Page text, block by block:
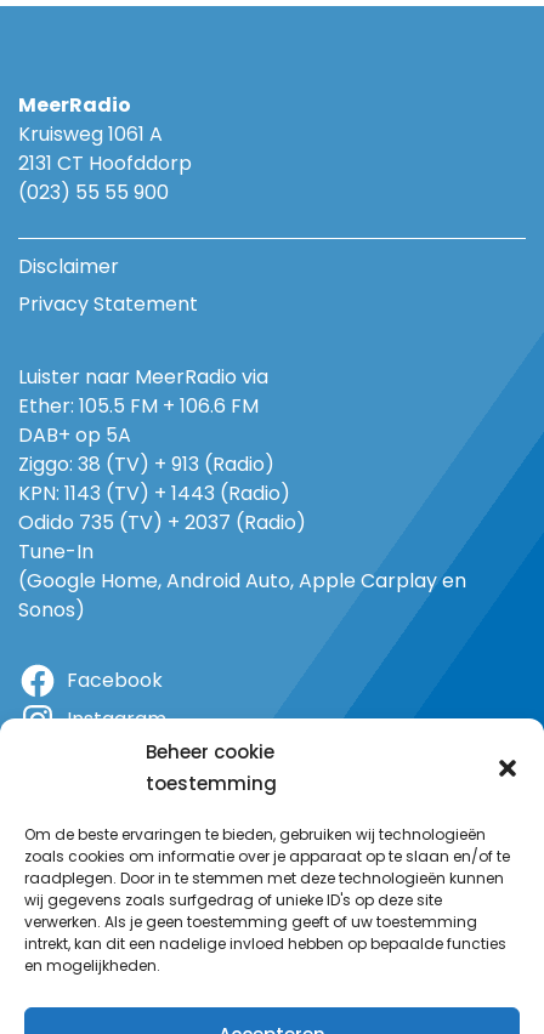
Beheer cookie
toestemming
Om de beste ervaringen te bieden, gebruiken wij technologieën
zoals cookies om informatie over je apparaat op te slaan en/of te
raadplegen. Door in te stemmen met deze technologieën kunnen
wij gegevens zoals surfgedrag of unieke ID's op deze site
verwerken. Als je geen toestemming geeft of uw toestemming
intrekt, kan dit een nadelige invloed hebben op bepaalde functies
en mogelijkheden.
MeerRadio
Kruisweg 1061 A
2131 CT Hoofddorp
(023) 55 55 900
Disclaimer
Privacy Statement
Luister naar MeerRadio via
Ether: 105.5 FM + 106.6 FM
DAB+ op 5A
Ziggo: 38 (TV) + 913 (Radio)
KPN: 1143 (TV) + 1443 (Radio)
Odido 735 (TV) + 2037 (Radio)
Tune-In
(Google Home, Android Auto, Apple Carplay en
Sonos)
Facebook
Instagram
YouTube